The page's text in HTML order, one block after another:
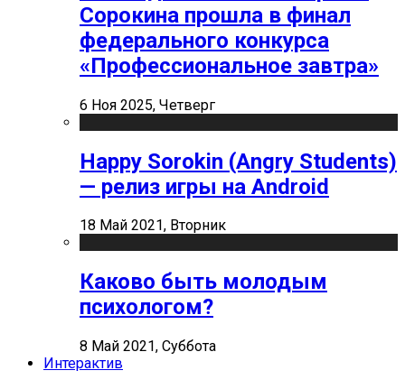
Сорокина прошла в финал
федерального конкурса
«Профессиональное завтра»
6 Ноя 2025, Четверг
Happy Sorokin (Angry Students)
— релиз игры на Android
18 Май 2021, Вторник
Каково быть молодым
психологом?
8 Май 2021, Суббота
Интерактив